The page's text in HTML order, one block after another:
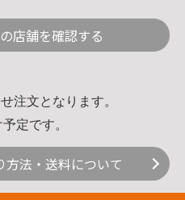
店舗を確認する
注文となります。
定です。
方法・送料について